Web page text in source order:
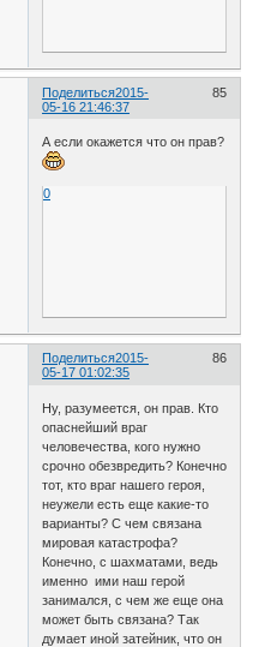
Поделиться 85
2015-
05-16 21:46:37
А если окажется что он прав?
0
Поделиться 86
2015-
05-17 01:02:35
Ну, разумеется, он прав. Кто
опаснейший враг
человечества, кого нужно
срочно обезвредить? Конечно
тот, кто враг нашего героя,
неужели есть еще какие-то
варианты? С чем связана
мировая катастрофа?
Конечно, с шахматами, ведь
именно ими наш герой
занимался, с чем же еще она
может быть связана? Так
думает иной затейник, что он